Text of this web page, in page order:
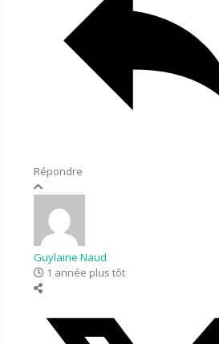
Répondre
Guylaine Naud
1 année plus tôt